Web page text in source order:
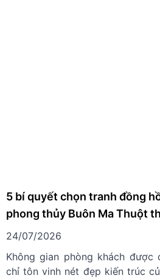
5 bí quyết chọn tranh đồng
phong thủy Buôn Ma Thuột
24/07/2026
Không gian phòng khách
chỉ tôn vinh nét đẹp kiến trúc